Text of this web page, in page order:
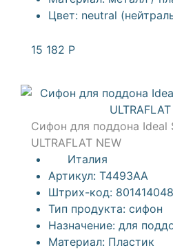
Цвет: neutral
15 182 Р
Сифон для поддона Ideal
ULTRAFLAT NEW
Италия
Артикул: T4493AA
Штрих-код:
Тип продукта: сифон
Назначение: для
Материал: Пластик